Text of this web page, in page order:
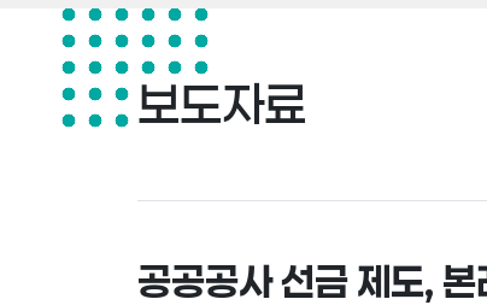
보도자료
공공공사 선금 제도,